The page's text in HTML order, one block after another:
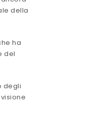
della
ha
del
degli